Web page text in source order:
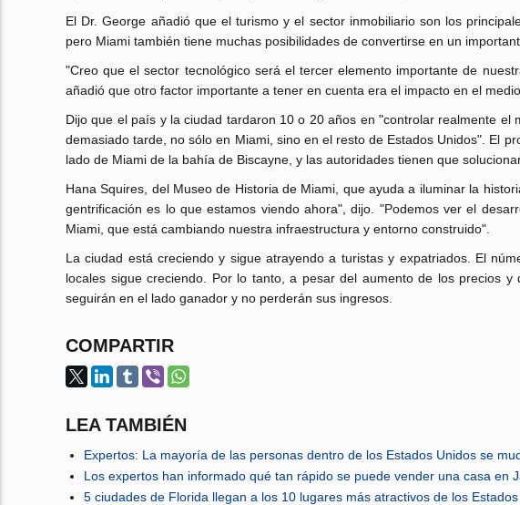
El Dr. George añadió que el turismo y el sector inmobiliario son los
pero Miami también tiene muchas posibilidades de convertirse en un
"Creo que el sector tecnológico será el tercer elemento importante de
añadió que otro factor importante a tener en cuenta era el impacto en el
Dijo que el país y la ciudad tardaron 10 o 20 años en "controlar realmente
demasiado tarde, no sólo en Miami, sino en el resto de Estados Unidos". El
lado de Miami de la bahía de Biscayne, y las autoridades tienen que
Hana Squires, del Museo de Historia de Miami, que ayuda a iluminar la
gentrificación es lo que estamos viendo ahora", dijo. "Podemos ver el
Miami, que está cambiando nuestra infraestructura y entorno construido".
La ciudad está creciendo y sigue atrayendo a turistas y expatriados. El
locales sigue creciendo. Por lo tanto, a pesar del aumento de los precios
seguirán en el lado ganador y no perderán sus ingresos.
COMPARTIR
LEA TAMBIÉN
Expertos: La mayoría de las personas dentro de los Estados Unidos se
Los expertos han informado qué tan rápido se puede vender una casa en
5 ciudades de Florida llegan a los 10 lugares más atractivos de los